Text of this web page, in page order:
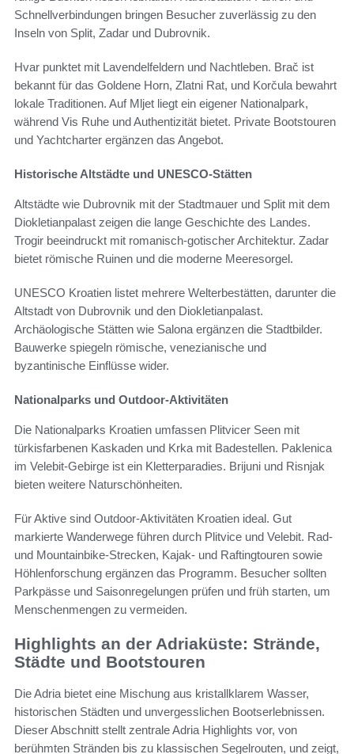
Schnellverbindungen bringen Besucher zuverlässig zu den
Inseln von Split, Zadar und Dubrovnik.
Hvar punktet mit Lavendelfeldern und Nachtleben. Brač ist
bekannt für das Goldene Horn, Zlatni Rat, und Korčula bewahrt
lokale Traditionen. Auf Mljet liegt ein eigener Nationalpark,
während Vis Ruhe und Authentizität bietet. Private Bootstouren
und Yachtcharter ergänzen das Angebot.
Historische Altstädte und UNESCO-Stätten
Altstädte wie Dubrovnik mit der Stadtmauer und Split mit dem
Diokletianpalast zeigen die lange Geschichte des Landes.
Trogir beeindruckt mit romanisch-gotischer Architektur. Zadar
bietet römische Ruinen und die moderne Meeresorgel.
UNESCO Kroatien listet mehrere Welterbestätten, darunter die
Altstadt von Dubrovnik und den Diokletianpalast.
Archäologische Stätten wie Salona ergänzen die Stadtbilder.
Bauwerke spiegeln römische, venezianische und
byzantinische Einflüsse wider.
Nationalparks und Outdoor-Aktivitäten
Die Nationalparks Kroatien umfassen Plitvicer Seen mit
türkisfarbenen Kaskaden und Krka mit Badestellen. Paklenica
im Velebit-Gebirge ist ein Kletterparadies. Brijuni und Risnjak
bieten weitere Naturschönheiten.
Für Aktive sind Outdoor-Aktivitäten Kroatien ideal. Gut
markierte Wanderwege führen durch Plitvice und Velebit. Rad-
und Mountainbike-Strecken, Kajak- und Raftingtouren sowie
Höhlenforschung ergänzen das Programm. Besucher sollten
Parkpässe und Saisonregelungen prüfen und früh starten, um
Menschenmengen zu vermeiden.
Highlights an der Adriaküste: Strände,
Städte und Bootstouren
Die Adria bietet eine Mischung aus kristallklarem Wasser,
historischen Städten und unvergesslichen Bootserlebnissen.
Dieser Abschnitt stellt zentrale Adria Highlights vor, von
berühmten Stränden bis zu klassischen Segelrouten, und zeigt,